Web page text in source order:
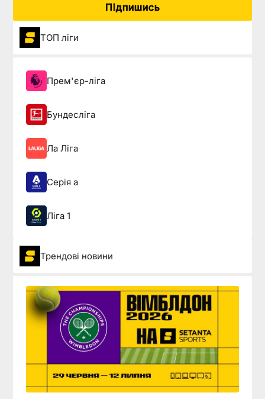
Підпишись
ТОП ліги
Прем'єр-ліга
Бундесліга
Ла Ліга
Серія а
Ліга 1
Трендові новини